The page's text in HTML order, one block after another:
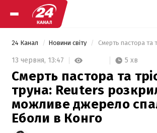
24 Канал Новини світу
13 червня, 13:47 5 хв
Смерть пастора та
труна: Reuters
можливе джерело
Еболи в Конго